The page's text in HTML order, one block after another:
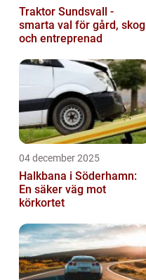
Traktor Sundsvall -
smarta val för gård, skog
och entreprenad
04 december 2025
Halkbana i Söderhamn:
En säker väg mot
körkortet